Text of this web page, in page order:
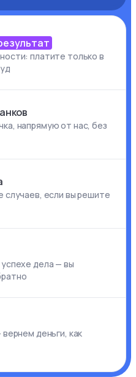
платите только в
напрямую от нас, без
если вы решите
дела — вы
деньги, как